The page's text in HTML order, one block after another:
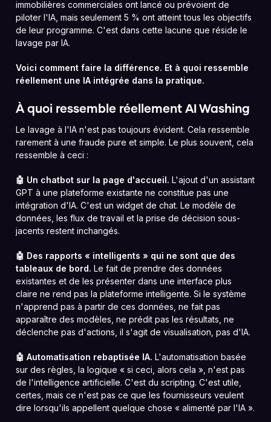
immobilières commerciales ont lancé ou prévoient de
piloter l'IA, mais seulement 5 % ont atteint tous les objectifs
de leur programme. C'est dans cette lacune que réside le
lavage par IA.
Voici comment faire la différence. Et à quoi ressemble
réellement une IA intégrée dans la pratique.
À quoi ressemble réellement AI Washing
Le lavage à l'IA n'est pas toujours évident. Cela ressemble
rarement à une fraude pure et simple. Le plus souvent, cela
ressemble à ceci :
🤖 Un chatbot sur la page d'accueil. L'ajout d'un assistant
GPT à une plateforme existante ne constitue pas une
intégration d'IA. C'est un widget de chat. Le modèle de
données, les flux de travail et la prise de décision sous-
jacents restent inchangés.
🤖 Des rapports « intelligents » qui ne sont que des
tableaux de bord. Le fait de prendre des données
existantes et de les présenter dans une interface plus
claire ne rend pas la plateforme intelligente. Si le système
n'apprend pas à partir de ces données, ne fait pas
apparaître des modèles, ne prédit pas les résultats, ne
déclenche pas d'actions, il s'agit de visualisation, pas d'IA.
🤖 Automatisation rebaptisée IA. L'automatisation basée
sur des règles, la logique « si ceci, alors cela », n'est pas
de l'intelligence artificielle. C'est du scripting. C'est utile,
certes, mais ce n'est pas ce que les fournisseurs veulent
dire lorsqu'ils appellent quelque chose « alimenté par l'IA ».